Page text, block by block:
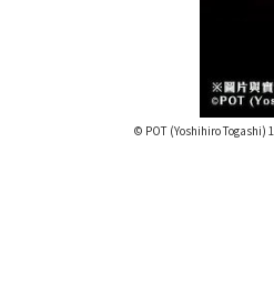
© POT (Yoshihiro Togashi)